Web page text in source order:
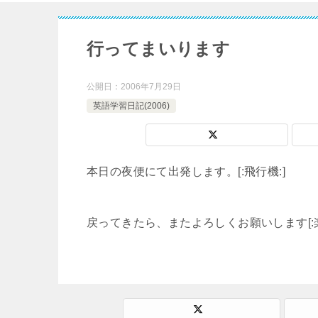
行ってまいります
公開日： 2006年7月29日
英語学習日記(2006)
本日の夜便にて出発します。[:飛行機:]
戻ってきたら、またよろしくお願いします[: